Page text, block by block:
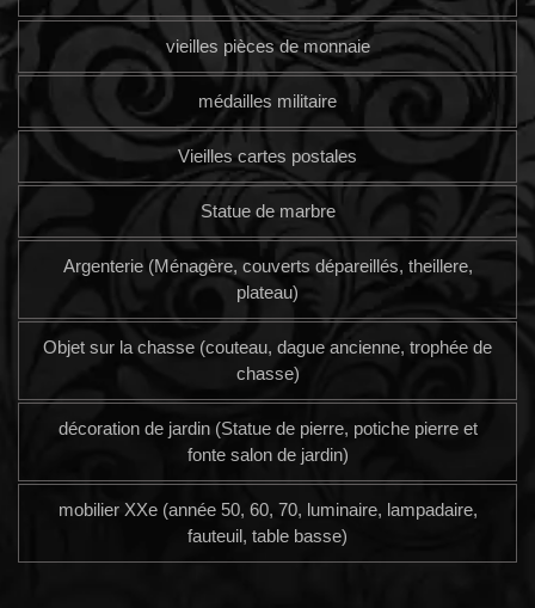
vieilles pièces de monnaie
médailles militaire
Vieilles cartes postales
Statue de marbre
Argenterie (Ménagère, couverts dépareillés, theillere,
plateau)
Objet sur la chasse (couteau, dague ancienne, trophée de
chasse)
décoration de jardin (Statue de pierre, potiche pierre et
fonte salon de jardin)
mobilier XXe (année 50, 60, 70, luminaire, lampadaire,
fauteuil, table basse)